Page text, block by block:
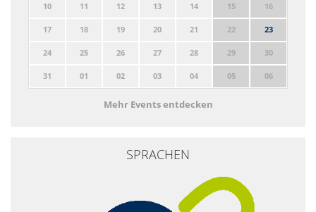
10 11 12 13 14 15 16
17 18 19 20 21 22 23
24 25 26 27 28 29 30
31 01 02 03 04 05 06
Mehr Events entdecken
SPRACHEN